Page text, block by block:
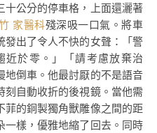
公分的停車格，上面還灑著
家醫科殘深吸一口氣。將車
出了令人不快的女聲：「警
近於零。」「請考慮放棄治
倒車。他最討厭的不是語音
自動收折的後視鏡。當他需
的銅製獨角獸雕像之間的距
樣，優雅地縮了回去。同時